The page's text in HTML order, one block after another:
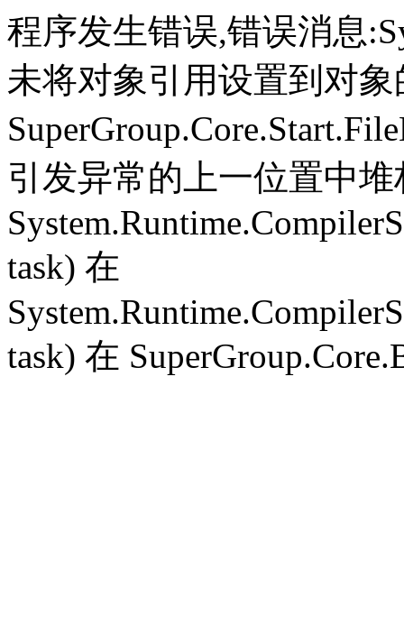
程序发生错误,错误消息
未将对象引用设置到对
引发异常的上一位置中
task) 在
task) 在